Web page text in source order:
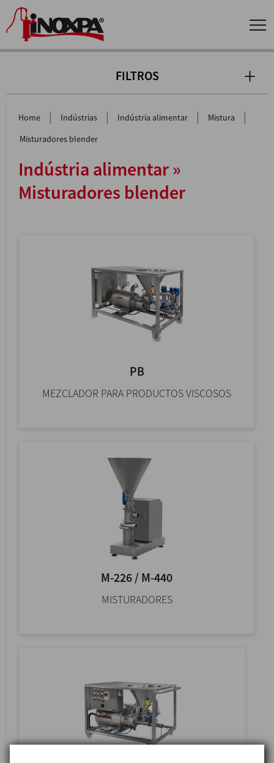
FILTROS
Home | Indústrias | Indústria alimentar | Mistura |
Misturadores blender
Indústria alimentar »
Misturadores blender
PB
MEZCLADOR PARA PRODUCTOS VISCOSOS
M-226 / M-440
MISTURADORES